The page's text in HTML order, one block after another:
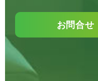
お問合せ